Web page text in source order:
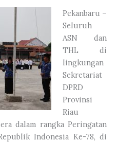
Pekanbaru –
Seluruh
ASN dan
THL di
lingkungan
Sekretariat
DPRD
Provinsi
Riau
dalam rangka Peringatan
Indonesia Ke-78, di